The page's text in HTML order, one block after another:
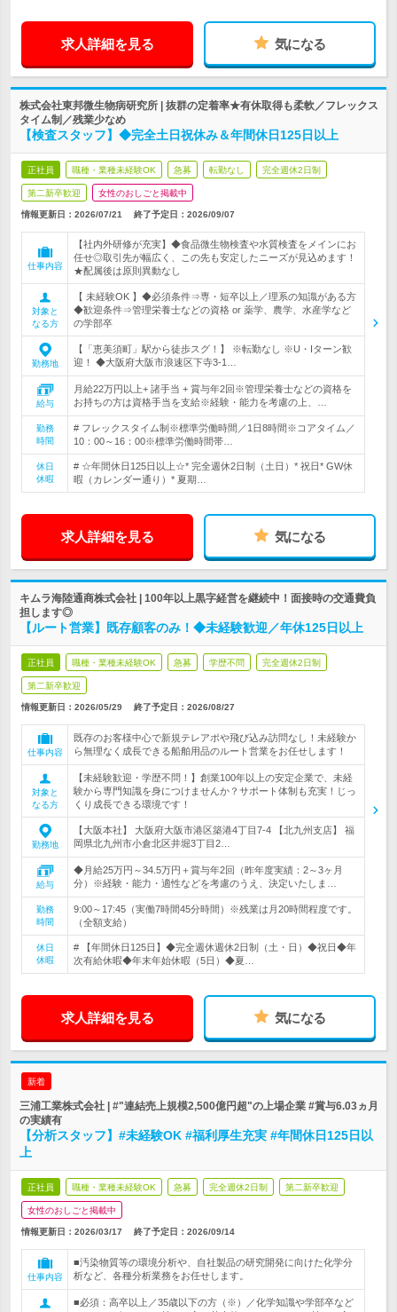
求人詳細を見る 気になる
株式会社東邦微生物病研究所 | 抜群の定着率★有休取得も柔軟／フレックス
タイム制／残業少なめ
【検査スタッフ】◆完全土日祝休み＆年間休日125日以上
正社員 職種・業種未経験OK 急募 転勤なし 完全週休2日制
第二新卒歓迎 女性のおしごと掲載中
情報更新日：2026/07/21 終了予定日： 2026/09/07
仕事内容
【社内外研修が充実】◆食品微生物検査や水質検査をメインにお
任せ◎取引先が幅広く、この先も安定したニーズが見込めます！
★配属後は原則異動なし
対象と
なる方
【 未経験OK 】◆必須条件⇒専・短卒以上／理系の知識がある方
◆歓迎条件⇒管理栄養士などの資格 or 薬学、農学、水産学など
の学部卒
勤務地
【「恵美須町」駅から徒歩スグ！】 ※転勤なし ※U・Iターン歓
迎！ ◆大阪府大阪市浪速区下寺3-1…
給与
月給22万円以上+ 諸手当 + 賞与年2回※管理栄養士などの資格を
お持ちの方は資格手当を支給※経験・能力を考慮の上、…
勤務
時間
# フレックスタイム制※標準労働時間／1日8時間※コアタイム／
10：00～16：00※標準労働時間帯…
休日
休暇
# ☆年間休日125日以上☆* 完全週休2日制（土日）* 祝日* GW休
暇（カレンダー通り）* 夏期…
求人詳細を見る 気になる
キムラ海陸通商株式会社 | 100年以上黒字経営を継続中！面接時の交通費負
担します◎
【ルート営業】既存顧客のみ！◆未経験歓迎／年休125日以上
正社員 職種・業種未経験OK 急募 学歴不問 完全週休2日制
第二新卒歓迎
情報更新日：2026/05/29 終了予定日： 2026/08/27
仕事内容
既存のお客様中心で新規テレアポや飛び込み訪問なし！未経験か
ら無理なく成長できる船舶用品のルート営業をお任せします！
対象と
なる方
【未経験歓迎・学歴不問！】創業100年以上の安定企業で、未経
験から専門知識を身につけませんか？サポート体制も充実！じっ
くり成長できる環境です！
勤務地
【大阪本社】 大阪府大阪市港区築港4丁目7‐4 【北九州支店】 福
岡県北九州市小倉北区井堀3丁目2…
給与
◆月給25万円～34.5万円＋賞与年2回（昨年度実績：2～3ヶ月
分）※経験・能力・適性などを考慮のうえ、決定いたしま…
勤務
時間
9:00～17:45（実働7時間45分時間）※残業は月20時間程度です。
（全額支給）
休日
休暇
# 【年間休日125日】◆完全週休週休2日制（土・日）◆祝日◆年
次有給休暇◆年末年始休暇（5日）◆夏…
求人詳細を見る 気になる
新着
三浦工業株式会社 | #"連結売上規模2,500億円超"の上場企業 #賞与6.03ヵ月
の実績有
【分析スタッフ】#未経験OK #福利厚生充実 #年間休日125日以
上
正社員 職種・業種未経験OK 急募 完全週休2日制 第二新卒歓迎
女性のおしごと掲載中
情報更新日：2026/03/17 終了予定日： 2026/09/14
仕事内容
■汚染物質等の環境分析や、自社製品の研究開発に向けた化学分
析など、各種分析業務をお任せします。
■必須：高卒以上／35歳以下の方（※）／化学知識や学部卒など